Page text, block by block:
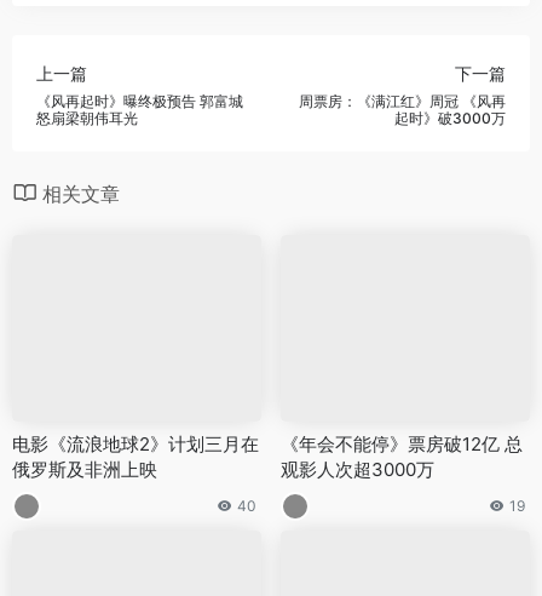
上一篇
《风再起时》曝终极预告 郭富城
怒扇梁朝伟耳光
下一篇
周票房：《满江红》周冠 《风再
起时》破3000万
相关文章
电影《流浪地球2》计划三月在
俄罗斯及非洲上映
40
《年会不能停》票房破12亿 总
观影人次超3000万
19